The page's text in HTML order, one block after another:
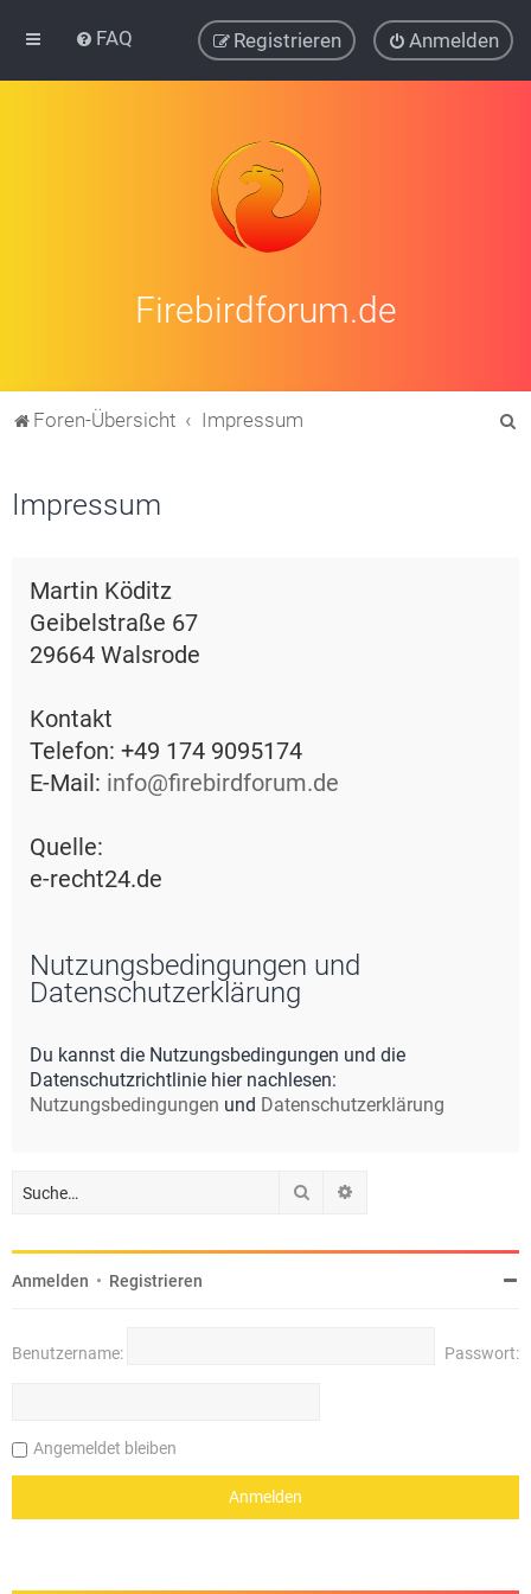
FAQ Anmelden
Registrieren
Firebirdforum.de
Foren-Übersicht Impressum
Impressum
Martin Köditz
Geibelstraße 67
29664 Walsrode
Kontakt
Telefon: +49 174 9095174
E-Mail: info@firebirdforum.de
Quelle:
e-recht24.de
Nutzungsbedingungen und
Datenschutzerklärung
Du kannst die Nutzungsbedingungen und die
Datenschutzrichtlinie hier nachlesen:
Nutzungsbedingungen und Datenschutzerklärung
Suche
Anmelden • Registrieren
Benutzername: Passwort:
Angemeldet bleiben